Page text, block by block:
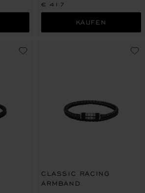
€ 417
KAUFEN
CLASSIC RACING
ARMBAND